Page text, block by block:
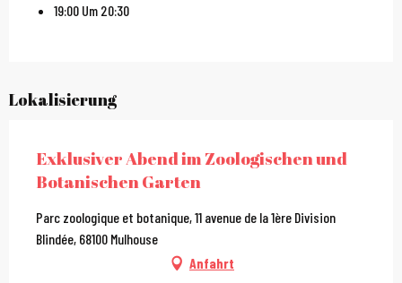
19:00 Um 20:30
Lokalisierung
Exklusiver Abend im Zoologischen und
Botanischen Garten
Parc zoologique et botanique, 11 avenue de la 1ère Division
Blindée, 68100 Mulhouse
Anfahrt